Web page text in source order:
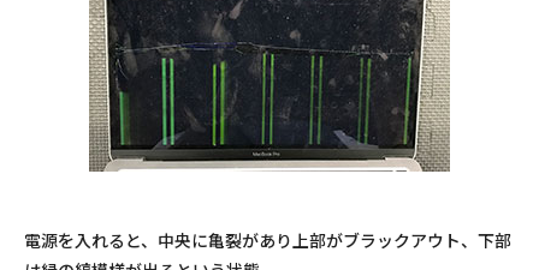
電源を入れると、中央に亀裂があり上部がブラックアウト、下部